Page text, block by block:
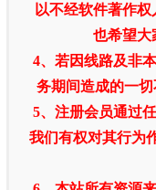
以不经软件著作
也希望大
4、若因线路及非
务期间造成的一切
5、注册会员通过
我们有权对其行为